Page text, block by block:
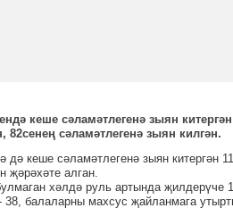
кеше сәламәтлегенә зыян
82сенең сәламәтлегенә зыян килгән.
дә кеше сәламәтлегенә зыян китергән
җәрәхәте алган.
хәлдә руль артында җилдерүче
38, балаларны махсус җайланмага